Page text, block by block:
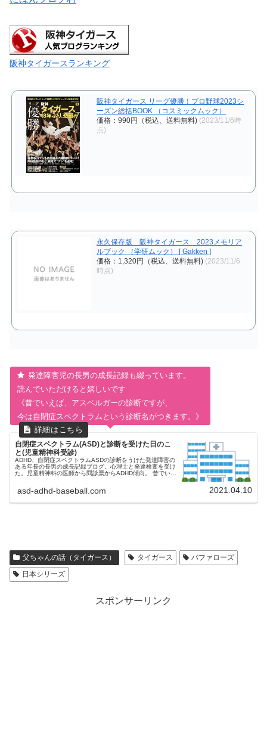
阪神タイガースランキング
阪神タイガース リーグ優勝！プロ野球2023シ
ーズン総括BOOK （コスミックムック）
価格：990円（税込、送料無料) (2023/11/6時
点)
永久保存版 阪神タイガース 2023メモリア
ルブック （学研ムック） [ Gakken ]
価格：1,320円（税込、送料無料) (2023/11/6
時点)
発達障害児の長男の成長記録も綴っています。
読んでいただけると嬉しいです
《昔でいえば、アスペルガーの診断ですが、
今は自閉症スペクトラムという診断名がつきます。》
自閉症スペクトラム(ASD)と診断を受けた日のこ
と(児童精神科受診)
ADHD、自閉症スペクトラムASDの診断をうけた発達障害の
ある年長の長男の成長記録ブログ。心理士と発達検査を受け
た。児童精神科の医師から問診票からADHD傾向。 昔でいえ
asd-adhd-baseball.com 2021.04.10
父ちゃんの話（タイガース） タイガース
バファローズ
日本シリーズ
スポンサーリンク